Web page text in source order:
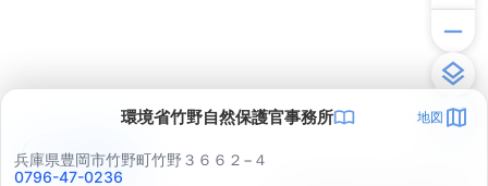
環境省竹野自然保護官事務所 地図
兵庫県豊岡市竹野町竹野３６６２−４
0796-47-0236
アプリで見る